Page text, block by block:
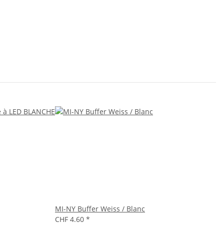
MI-NY Buffer Weiss / Blanc
CHF 4.60 *